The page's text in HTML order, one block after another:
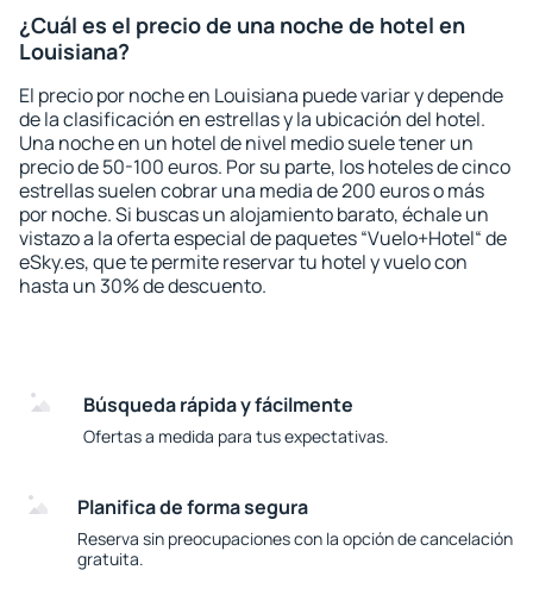
¿Cuál es el precio de una noche de hotel en
Louisiana?
El precio por noche en Louisiana puede variar y depende
de la clasificación en estrellas y la ubicación del hotel.
Una noche en un hotel de nivel medio suele tener un
precio de 50-100 euros. Por su parte, los hoteles de cinco
estrellas suelen cobrar una media de 200 euros o más
por noche. Si buscas un alojamiento barato, échale un
vistazo a la oferta especial de paquetes “Vuelo+Hotel“ de
eSky.es, que te permite reservar tu hotel y vuelo con
hasta un 30% de descuento.
Búsqueda rápida y fácilmente
Ofertas a medida para tus expectativas.
Planifica de forma segura
Reserva sin preocupaciones con la opción de cancelación
gratuita.